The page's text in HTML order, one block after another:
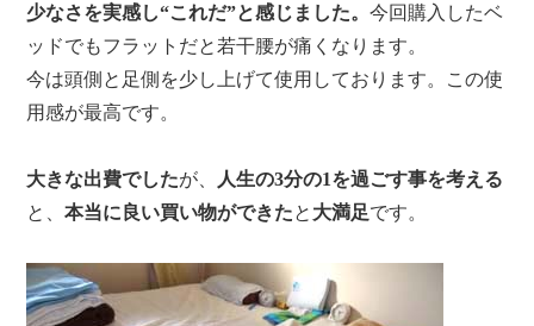
少なさを実感し“これだ”と感じました。 今回購入したベ
ッドでもフラットだと若干腰が痛くなります。
今は頭側と足側を少し上げて使用しております。この使
用感が最高です。
大きな出費でしたが、
人生の3分の1を過ごす事を考える
と、 本当に良い買い物ができたと 大満足です。